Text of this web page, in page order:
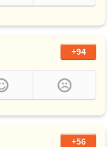
+94
+56